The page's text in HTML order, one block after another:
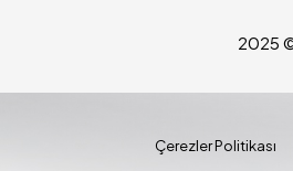
2025 ©
Çerezler Politikası